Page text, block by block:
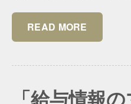
READ MORE
「給与情報